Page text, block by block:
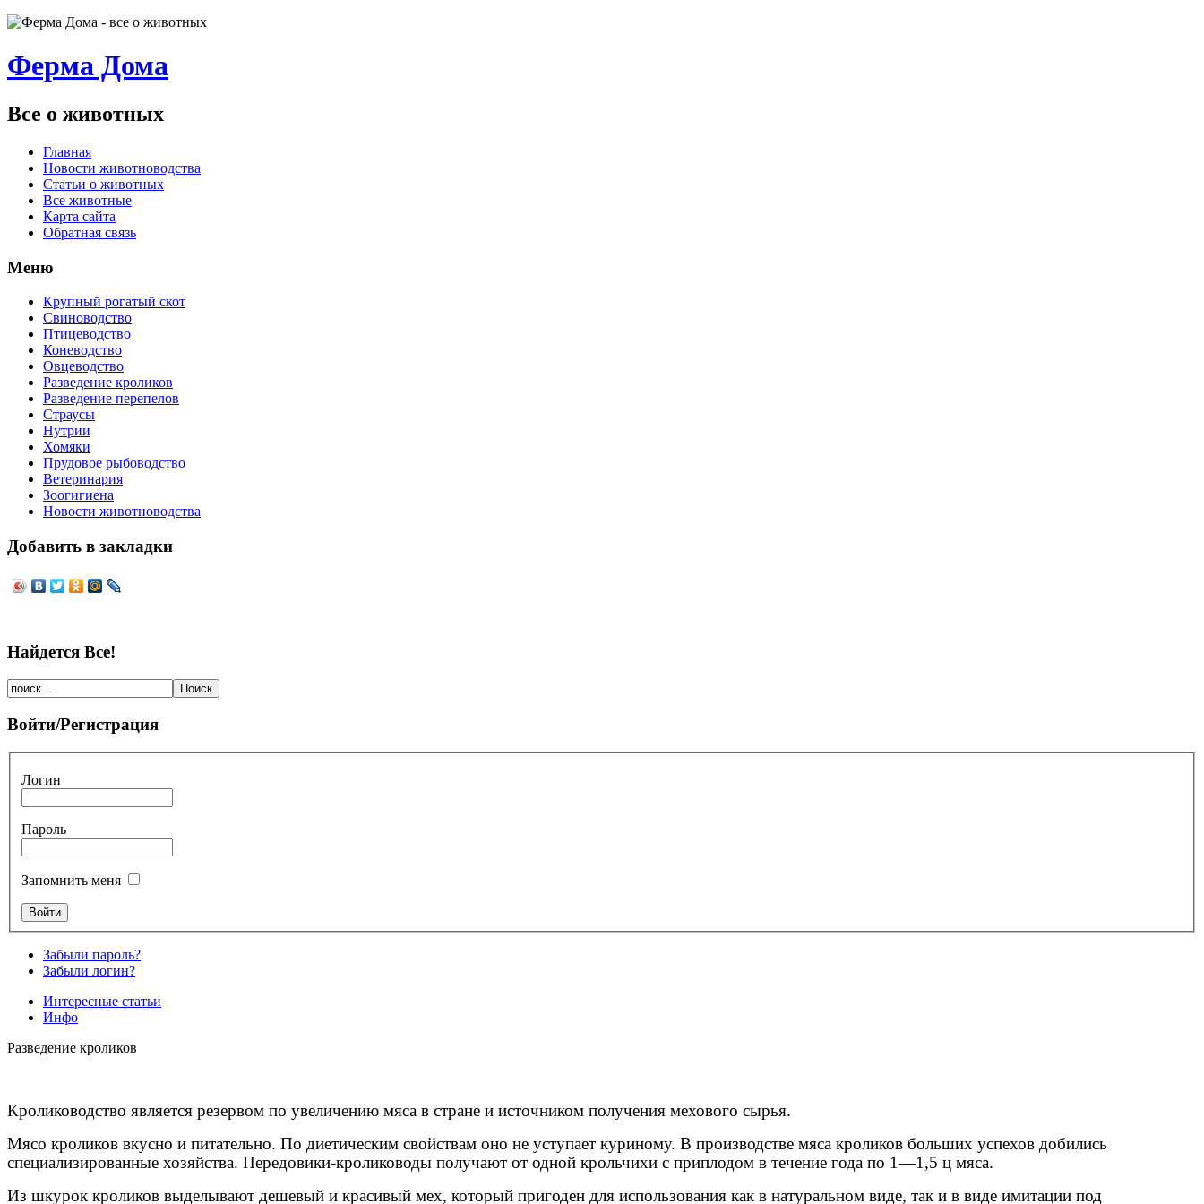
Ферма Дома
Все о животных
Главная
Новости животноводства
Статьи о животных
Все животные
Карта сайта
Обратная связь
Меню
Крупный рогатый скот
Свиноводство
Птицеводство
Коневодство
Овцеводство
Разведение кроликов
Разведение перепелов
Страусы
Нутрии
Хомяки
Прудовое рыбоводство
Ветеринария
Зоогигиена
Новости животноводства
Добавить в закладки
Найдется Все!
Войти/Регистрация
Логин
Пароль
Запомнить меня
Забыли пароль?
Забыли логин?
Интересные статьи
Инфо
Разведение кроликов
Кролиководство является резервом по увеличению мяса в стране и источником получения мехового сырья.
Мясо кроликов вкусно и питательно. По диетическим свойствам оно не уступает куриному. В производстве мяса кроликов больших успехов добились
специализированные хозяйства. Передовики-кролиководы получают от одной крольчихи с приплодом в течение года по 1—1,5 ц мяса.
Из шкурок кроликов выделывают дешевый и красивый мех, который пригоден для использования как в натуральном виде, так и в виде имитации под